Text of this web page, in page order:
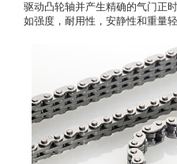
驱动凸轮轴并产生精确的气门正
如强度，耐用性，安静性和重量轻